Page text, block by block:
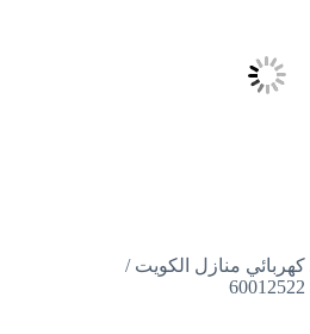
منازل الكويت /
60012522